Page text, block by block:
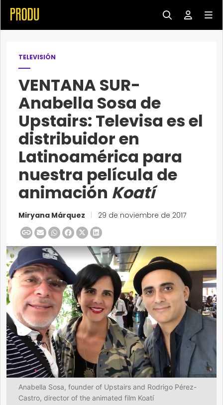
TELEVISIÓN
VENTANA SUR-
Anabella Sosa de
Upstairs: Televisa es el
distribuidor en
Latinoamérica para
nuestra película de
animación Koatí
Miryana Márquez 29 de noviembre de 2017
Anabella Sosa, founder of Upstairs and Rodrigo Pérez-
Castro, director of the animated film Koatí